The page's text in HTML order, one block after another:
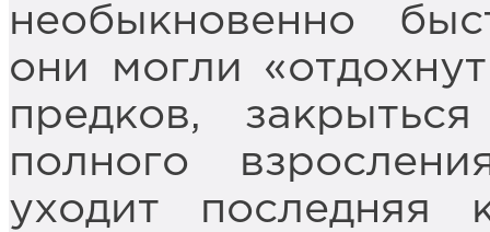
необыкновенно
они могли
предков,
полного
уходит последняя